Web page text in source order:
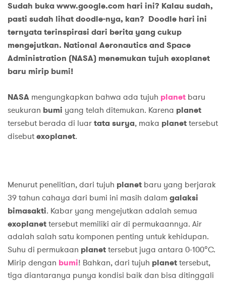
Sudah buka www.google.com hari ini? Kalau sudah,
pasti sudah lihat doodle-nya, kan? Doodle hari ini
ternyata terinspirasi dari berita yang cukup
mengejutkan. National Aeronautics and Space
Administration (NASA) menemukan tujuh exoplanet
baru mirip bumi!
NASA mengungkapkan bahwa ada tujuh planet baru
seukuran bumi yang telah ditemukan. Karena planet
tersebut berada di luartata surya, maka planettersebut
disebutexoplanet.
Menurut penelitian, dari tujuh planet baru yang berjarak
39 tahun cahaya dari bumi ini masih dalam galaksi
bimasakti. Kabar yang mengejutkan adalah semua
exoplanettersebut memiliki air di permukaannya. Air
adalah salah satu komponen penting untuk kehidupan.
Suhu di permukaan planettersebut juga antara 0-100°C.
Mirip dengan bumi! Bahkan, dari tujuh planettersebut,
tiga diantaranya punya kondisi baik dan bisa ditinggali